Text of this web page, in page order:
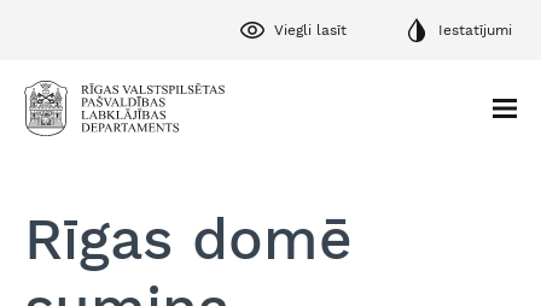
Viegli lasīt Iestatījumi
Rīgas domē